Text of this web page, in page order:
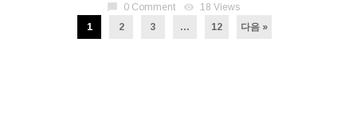
0 Comment visibility
18 Views
1
2 3 … 12 다음 »